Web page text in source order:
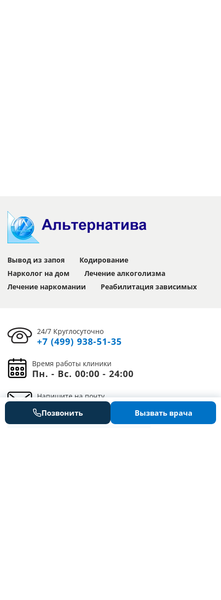
Позвонить Вызвать врача
Вывод из запоя
Кодирование
Нарколог на дом
Лечение алкоголизма
Лечение наркомании
Реабилитация зависимых
24/7 Круглосуточно
+7 (499) 938-51-35
Время работы клиники
Пн. - Вс. 00:00 - 24:00
Напишите на почту
info@clinic-alternativa.ru